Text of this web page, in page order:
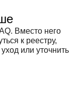
Вместо него
к реестру,
или уточнить